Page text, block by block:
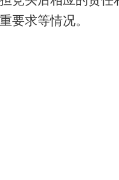
要求等情况。